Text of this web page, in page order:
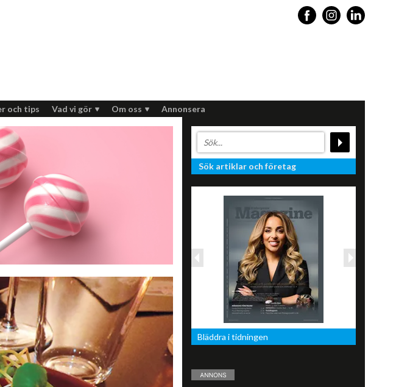
och tips Vad vi gör Om oss Annonsera
Sök artiklar och företag
Bläddra i tidningen